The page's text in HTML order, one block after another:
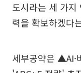
도시라는 세 가지
력을 확보하겠다
세부공약은 ▲AI·